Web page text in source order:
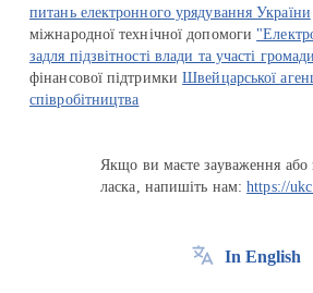
питань електронного урядування України
міжнародної технічної допомоги
задля підзвітності влади та участі
фінансової підтримкиШвейцарської
співробітництва
Якщо ви маєте зауваження або
ласка, напишіть нам:https://
In English